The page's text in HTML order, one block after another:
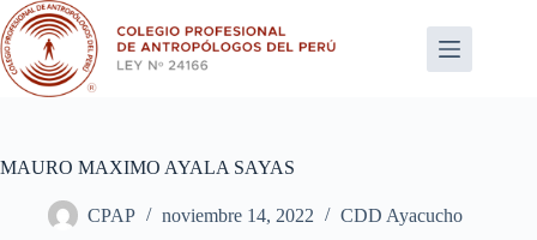
Saltar
al
contenido
MAURO MAXIMO AYALA SAYAS
CPAP noviembre 14, 2022 CDD Ayacucho